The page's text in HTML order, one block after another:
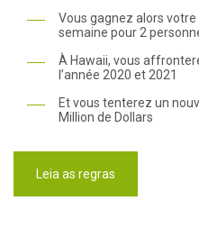
Vous gagnez alors votre
semaine pour 2
À Hawaii, vous
l’année 2020 et 2021
Et vous tenterez un
Million de Dollars
Leia as regras